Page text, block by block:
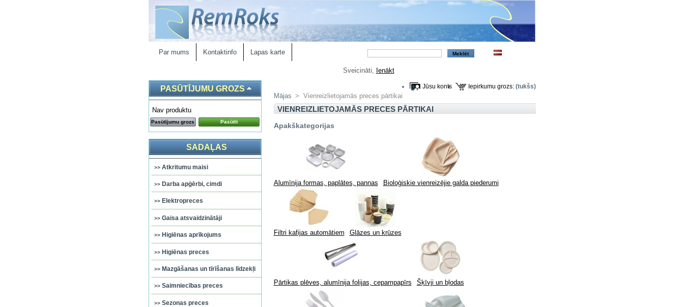
Par mums Kontaktinfo Lapas karte
Sveicināti, Ienākt
Iepirkumu grozs: (tukšs)
Jūsu konts
PASŪTĪJUMU GROZS
Nav produktu
Pasūtījumu grozs Pasūtīt
SADAĻAS
Atkritumu maisi
Darba apģērbi, cimdi
Elektropreces
Gaisa atsvaidzinātāji
Higiēnas aprīkojums
Higiēnas preces
Mazgāšanas un tīrīšanas līdzekļi
Saimniecības preces
Sezonas preces
Mājas > Vienreizlietojamās preces pārtikai
VIENREIZLIETOJAMĀS PRECES PĀRTIKAI
Apakškategorijas
Alumīnija formas, paplātes, pannas Bioloģiskie vienreizējie galda piederumi
Filtri kafijas automātiem Glāzes un krūzes
Pārtikas plēves, alumīnija folijas, cepampapīrs Šķīvji un bļodas